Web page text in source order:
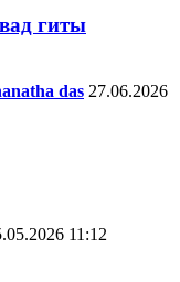
гиты
das 27.06.2026
11:12